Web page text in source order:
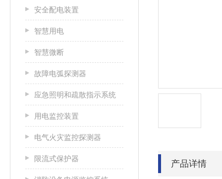
安全配电装置
智慧用电
智慧微断
故障电弧探测器
应急照明和疏散指示系统
用电监控装置
电气火灾监控探测器
限流式保护器
产品详情